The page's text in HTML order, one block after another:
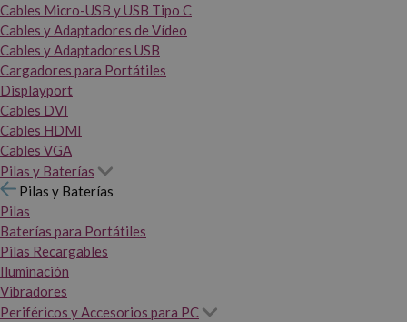
Cables Micro-USB y USB Tipo C
Cables y Adaptadores de Vídeo
Cables y Adaptadores USB
Cargadores para Portátiles
Displayport
Cables DVI
Cables HDMI
Cables VGA
Pilas y Baterías
Pilas y Baterías
Pilas
Baterías para Portátiles
Pilas Recargables
Iluminación
Vibradores
Periféricos y Accesorios para PC